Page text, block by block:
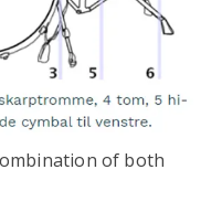
of both